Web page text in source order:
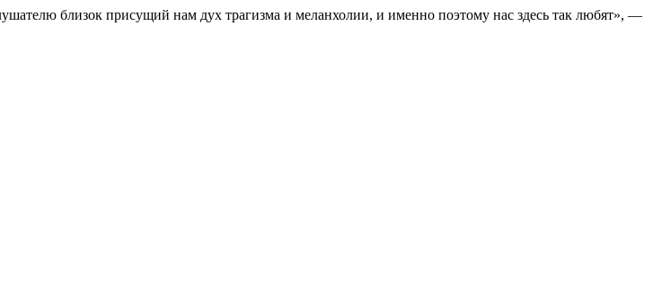
близок присущий нам дух трагизма и меланхолии, и именно поэтому нас здесь так любят», —